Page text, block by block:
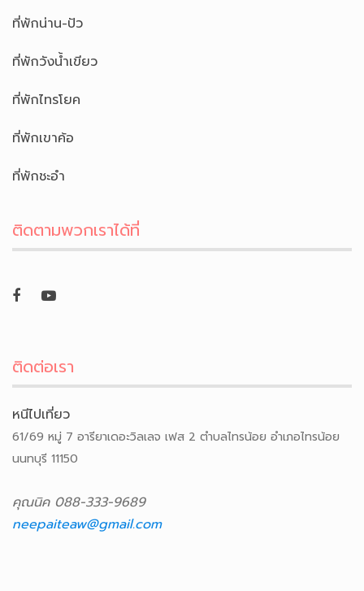
ที่พักน่าน-ปัว
ที่พักวังน้ำเขียว
ที่พักไทรโยค
ที่พักเขาค้อ
ที่พักชะอำ
ติดตามพวกเราได้ที่
ติดต่อเรา
หนีไปเที่ยว
61/69 หมู่ 7 อารียาเดอะวิลเลจ เฟส 2 ตำบลไทรน้อย อำเภอไทรน้อย
นนทบุรี 11150
คุณนิค 088-333-9689
neepaiteaw@gmail.com